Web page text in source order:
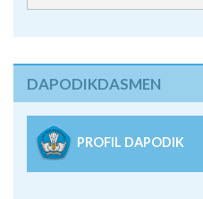
DAPODIKDASMEN
PROFIL DAPODIK